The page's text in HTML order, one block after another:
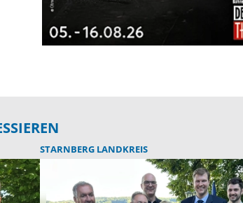
STARNBERG LANDKREIS